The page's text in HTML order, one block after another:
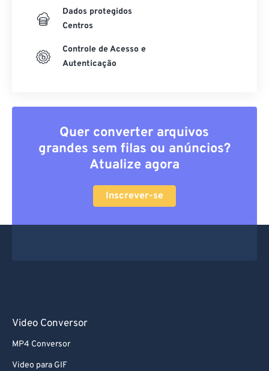
Dados protegidos
Centros
Controle de Acesso e
Autenticação
Quer converter arquivos
grandes sem filas ou anúncios?
Atualize agora
Inscrever-se
Video Conversor
MP4 Conversor
Video para GIF